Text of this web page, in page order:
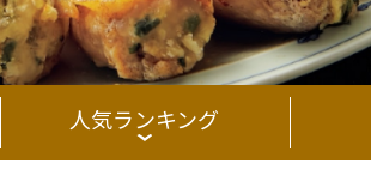
人気ランキング